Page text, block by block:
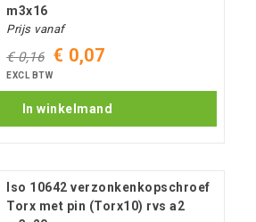
m3x16
Prijs vanaf
€ 0,16 € 0,07
EXCL BTW
In winkelmand
Iso 10642 verzonkenkopschroef
Torx met pin (Torx10) rvs a2